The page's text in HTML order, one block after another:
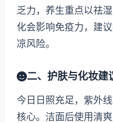
乏力，养生重点以祛
化会影响免疫力，建
凉风险。
二、护肤与化妆建
今日日照充足，紫外
核心。洁面后使用清